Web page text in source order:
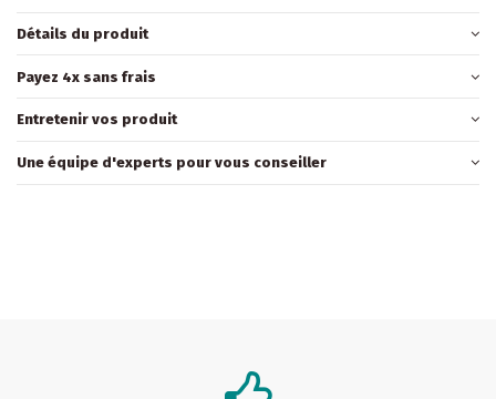
Détails du produit
Payez 4x sans frais
Entretenir vos produit
Une équipe d'experts pour vous conseiller